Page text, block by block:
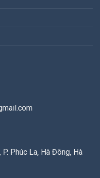
Phúc La, Hà Đông, Hà